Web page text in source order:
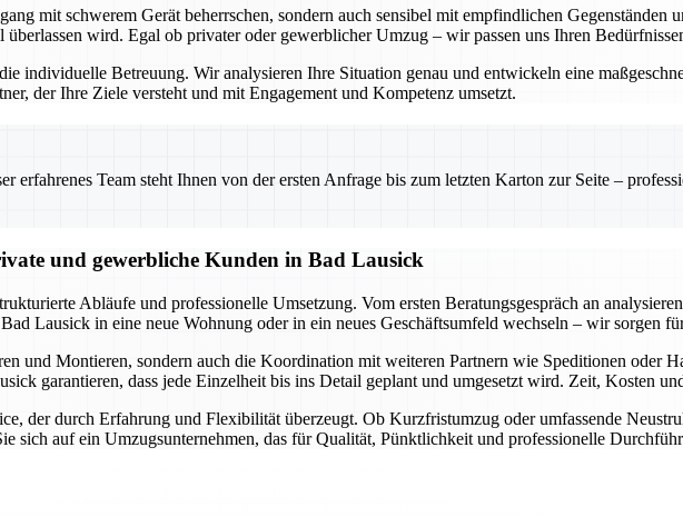
mit schwerem Gerät beherrschen, sondern auch sensibel mit empfindlichen
wird. Egal ob privater oder gewerblicher Umzug – wir passen uns Ihren
individuelle Betreuung. Wir analysieren Ihre Situation genau und entwickeln eine
der Ihre Ziele versteht und mit Engagement und Kompetenz umsetzt.
erfahrenes Team steht Ihnen von der ersten Anfrage bis zum letzten Karton zur Seite –
und gewerbliche Kunden in Bad Lausick
Abläufe und professionelle Umsetzung. Vom ersten Beratungsgespräch an
Lausick in eine neue Wohnung oder in ein neues Geschäftsumfeld wechseln – wir sorgen
und Montieren, sondern auch die Koordination mit weiteren Partnern wie Speditionen oder
garantieren, dass jede Einzelheit bis ins Detail geplant und umgesetzt wird. Zeit, Kosten
der durch Erfahrung und Flexibilität überzeugt. Ob Kurzfristumzug oder umfassende
sich auf ein Umzugsunternehmen, das für Qualität, Pünktlichkeit und professionelle